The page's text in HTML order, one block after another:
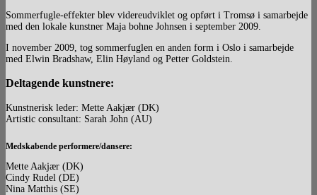
Sommerfugle-effekter blev videreudviklet og opført i Tromsø i samarbejde
med den lokale kunstner Maja bohne Johnsen i september 2009.
I november 2009, tog sommerfuglen en anden form i Oslo i samarbejde
med Elwin Bradshaw, Elin Høyland og Petter Goldstein.
Deltagende kunstnere:
Kunstnerisk leder: Mette Aakjær (DK)
Artistic consultant: Sarah John (AU)
Medskabende performere/dansere:
Mette Aakjær (DK)
Cindy Rudel (DE)
Nina Matthis (SE)